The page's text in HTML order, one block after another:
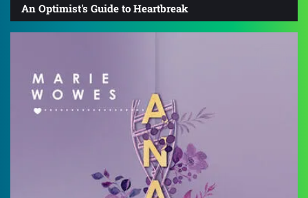
An Optimist's Guide to Heartbreak